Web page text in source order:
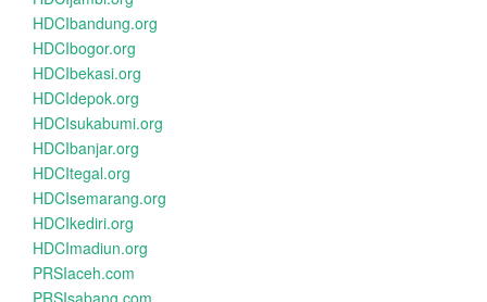
HDCIbandung.org
HDCIbogor.org
HDCIbekasi.org
HDCIdepok.org
HDCIsukabumi.org
HDCIbanjar.org
HDCItegal.org
HDCIsemarang.org
HDCIkediri.org
HDCImadiun.org
PRSIaceh.com
PRSIsabang.com